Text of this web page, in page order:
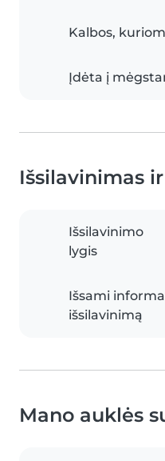
Kalbos,
Įdėta į
Išsilavinimas
Išsilavinimo
lygis
Išsami
išsilavinimą
Mano auklės